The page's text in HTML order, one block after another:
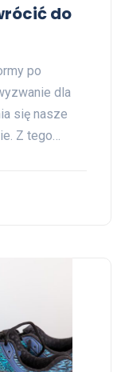
do
po
dla
się nasze
Z tego…